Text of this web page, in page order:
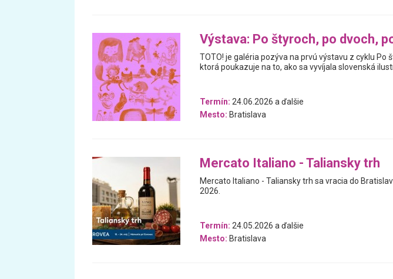
Výstava: Po štyroch, po dvoch,
TOTO! je galéria pozýva na prvú výstavu z cyklu Po
ktorá poukazuje na to, ako sa vyvíjala slovenská
Termín: 24.06.2026 a ďalšie
Mesto: Bratislava
Mercato Italiano - Taliansky trh
Mercato Italiano - Taliansky trh sa vracia do
2026.
Termín: 24.05.2026 a ďalšie
Mesto: Bratislava